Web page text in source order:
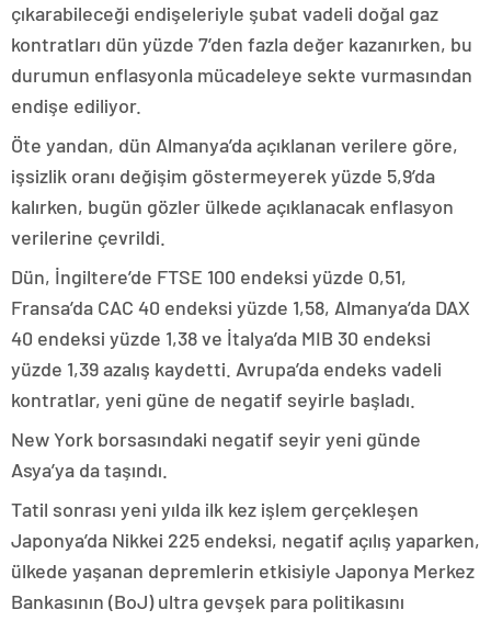
çıkarabileceği endişeleriyle şubat vadeli doğal gaz
kontratları dün yüzde 7’den fazla değer kazanırken, bu
durumun enflasyonla mücadeleye sekte vurmasından
endişe ediliyor.
Öte yandan, dün Almanya’da açıklanan verilere göre,
işsizlik oranı değişim göstermeyerek yüzde 5,9’da
kalırken, bugün gözler ülkede açıklanacak enflasyon
verilerine çevrildi.
Dün, İngiltere’de FTSE 100 endeksi yüzde 0,51,
Fransa’da CAC 40 endeksi yüzde 1,58, Almanya’da DAX
40 endeksi yüzde 1,38 ve İtalya’da MIB 30 endeksi
yüzde 1,39 azalış kaydetti. Avrupa’da endeks vadeli
kontratlar, yeni güne de negatif seyirle başladı.
New York borsasındaki negatif seyir yeni günde
Asya’ya da taşındı.
Tatil sonrası yeni yılda ilk kez işlem gerçekleşen
Japonya’da Nikkei 225 endeksi, negatif açılış yaparken,
ülkede yaşanan depremlerin etkisiyle Japonya Merkez
Bankasının (BoJ) ultra gevşek para politikasını